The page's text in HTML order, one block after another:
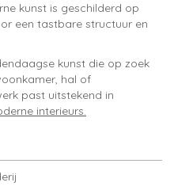
kunst is geschilderd op
een tastbare structuur en
kunst die op zoek
hal of
past uitstekend in
interieurs.